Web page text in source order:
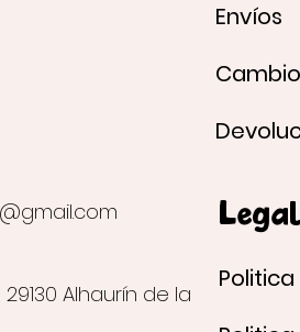
29130 Alhaurín de la
Envíos
Legal